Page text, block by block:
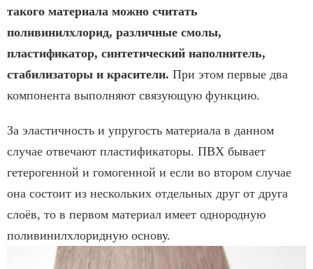
такого материала можно считать
поливинилхлорид, различные смолы,
пластификатор, синтетический наполнитель,
стабилизаторы и красители. При этом первые два
компонента выполняют связующую функцию.
За эластичность и упругость материала в данном
случае отвечают пластификаторы. ПВХ бывает
гетерогенной и гомогенной и если во втором случае
она состоит из нескольких отдельных друг от друга
слоёв, то в первом материал имеет однородную
поливинилхлоридную основу.